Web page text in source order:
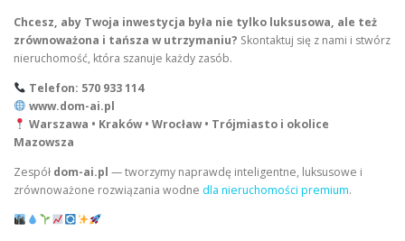
Chcesz, aby Twoja inwestycja była nie tylko luksusowa, ale też
zrównoważona i tańsza w utrzymaniu? Skontaktuj się z nami i stwórz
nieruchomość, która szanuje każdy zasób.
Telefon: 570 933 114
www.dom-ai.pl
Warszawa • Kraków • Wrocław • Trójmiasto i okolice
Mazowsza
Zespół dom-ai.pl — tworzymy naprawdę inteligentne, luksusowe i
zrównoważone rozwiązania wodne dla nieruchomości premium.